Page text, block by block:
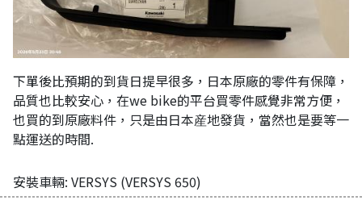
下單後比預期的到貨日提早很多，日本原廠的零件有保障，
品質也比較安心，在we bike的平台買零件感覺非常方便，
也買的到原廠料件，只是由日本産地發貨，當然也是要等一
點運送的時間.
安裝車輛: VERSYS (VERSYS 650)